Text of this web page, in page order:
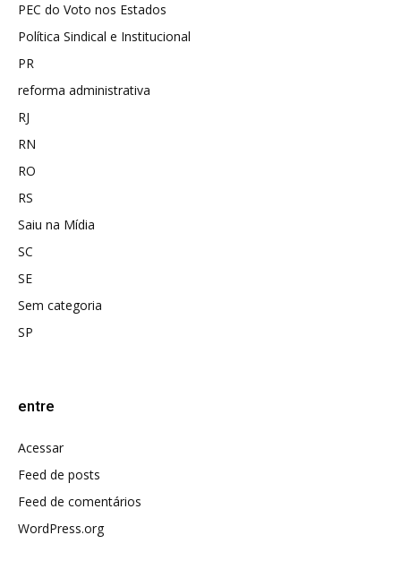
PEC do Voto nos Estados
Política Sindical e Institucional
PR
reforma administrativa
RJ
RN
RO
RS
Saiu na Mídia
SC
SE
Sem categoria
SP
entre
Acessar
Feed de posts
Feed de comentários
WordPress.org